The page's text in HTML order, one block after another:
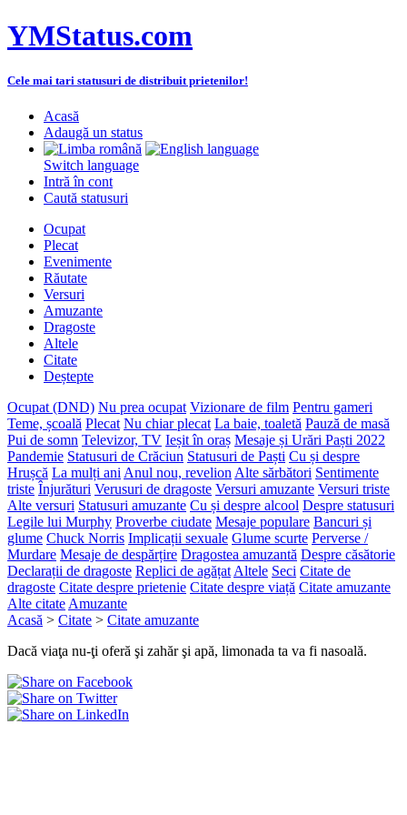
YMStatus.com
Cele mai tari statusuri de distribuit prietenilor!
Acasă
Adaugă un status
Switch language
Intră în cont
Caută statusuri
Ocupat
Plecat
Evenimente
Răutate
Versuri
Amuzante
Dragoste
Altele
Citate
Deștepte
Ocupat (DND) Nu prea ocupat Vizionare de film Pentru gameri
Teme, școală Plecat Nu chiar plecat La baie, toaletă Pauză de masă
Pui de somn Televizor, TV Ieșit în oraș Mesaje și Urări Paști 2022
Pandemie Statusuri de Crăciun Statusuri de Paști Cu și despre
Hrușcă La mulți ani Anul nou, revelion Alte sărbători Sentimente
triste Înjurături Verusuri de dragoste Versuri amuzante Versuri triste
Alte versuri Statusuri amuzante Cu și despre alcool Despre statusuri
Legile lui Murphy Proverbe ciudate Mesaje populare Bancuri și
glume Chuck Norris Implicații sexuale Glume scurte Perverse /
Murdare Mesaje de despărțire Dragostea amuzantă Despre căsătorie
Declarații de dragoste Replici de agățat Altele Seci Citate de
dragoste Citate despre prietenie Citate despre viață Citate amuzante
Alte citate Amuzante
Acasă > Citate > Citate amuzante
Dacă viaţa nu-ţi oferă şi zahăr şi apă, limonada ta va fi nasoală.